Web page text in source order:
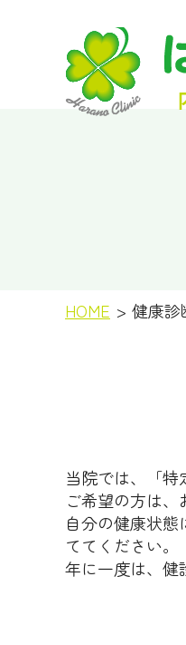
HOME 健康診
当院では、「特
ご希望の方は、
自分の健康状
ててください。
年に一度は、健